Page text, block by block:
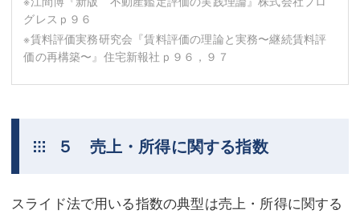
グレスｐ９６
※賃料評価実務研究会『賃料評価の理論と実務〜継続賃料評
価の再構築〜』住宅新報社ｐ９６，９７
５ 売上・所得に関する指数
スライド法で用いる指数の典型は売上・所得に関する